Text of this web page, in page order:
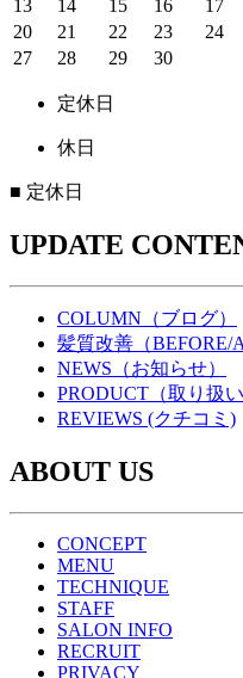
13
14 15 16 17
20
21 22 23 24
27
28 29 30
定休日
休日
■ 定休日
UPDATE
COLUMN（ブログ）
髪質改善（BEFORE/
NEWS（お知らせ）
PRODUCT（取り扱い
REVIEWS (クチコミ)
ABOUT US
CONCEPT
MENU
TECHNIQUE
STAFF
SALON INFO
RECRUIT
PRIVACY